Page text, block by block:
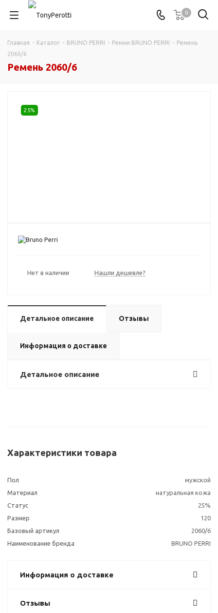
0
Главная - Каталог - BRUNO PERRI - Ремни BRUNO PERRI - Ремень
2060/6
Ремень 2060/6
25%
Нет в наличии Нашли дешевле?
Детальное описание Отзывы
Информация о доставке
Детальное описание
Характеристики товара
Пол
мужской
Материал
натуральная кожа
Статус
25%
Размер
120
Базовый артикул
2060/6
Наименование бренда
BRUNO PERRI
Информация о доставке
Отзывы